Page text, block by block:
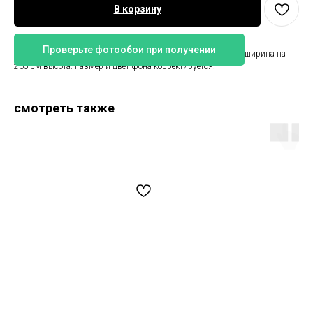
Проверьте фотообои при получении
В корзину
Тропические чёрно-белые обои. Размер представлен 340 см ширина на
265 см высота. Размер и цвет фона корректируется.
смотреть также